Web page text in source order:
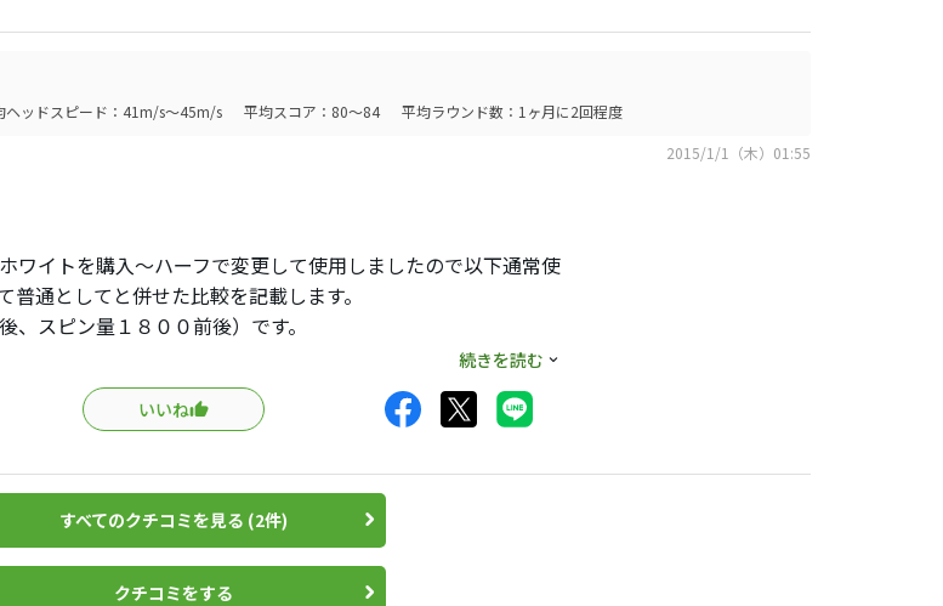
ヘッドスピード：41m/s～45m/s 平均スコア：80～84
平均ラウンド数：1ヶ月に2回程度
2015/1/1（木）01:55
ワイトを購入〜ハーフで変更して使用しましたので以下通常使
普通としてと併せた比較を記載します。
、スピン量１８００前後）です。
り込む感じで非常に好感触、
ースピンの棒球で私の場合ドロップ寸前、、
９月にＲＸ使用時の距離も確実に超越）
にそれほど変化なし
？？？）で、白は０．５番手距離が延びる感じ。
ボールではそもそもあまり期待しないほうが、、
続きを読む
いいね
すべてのクチコミを見る (2件)
クチコミをする